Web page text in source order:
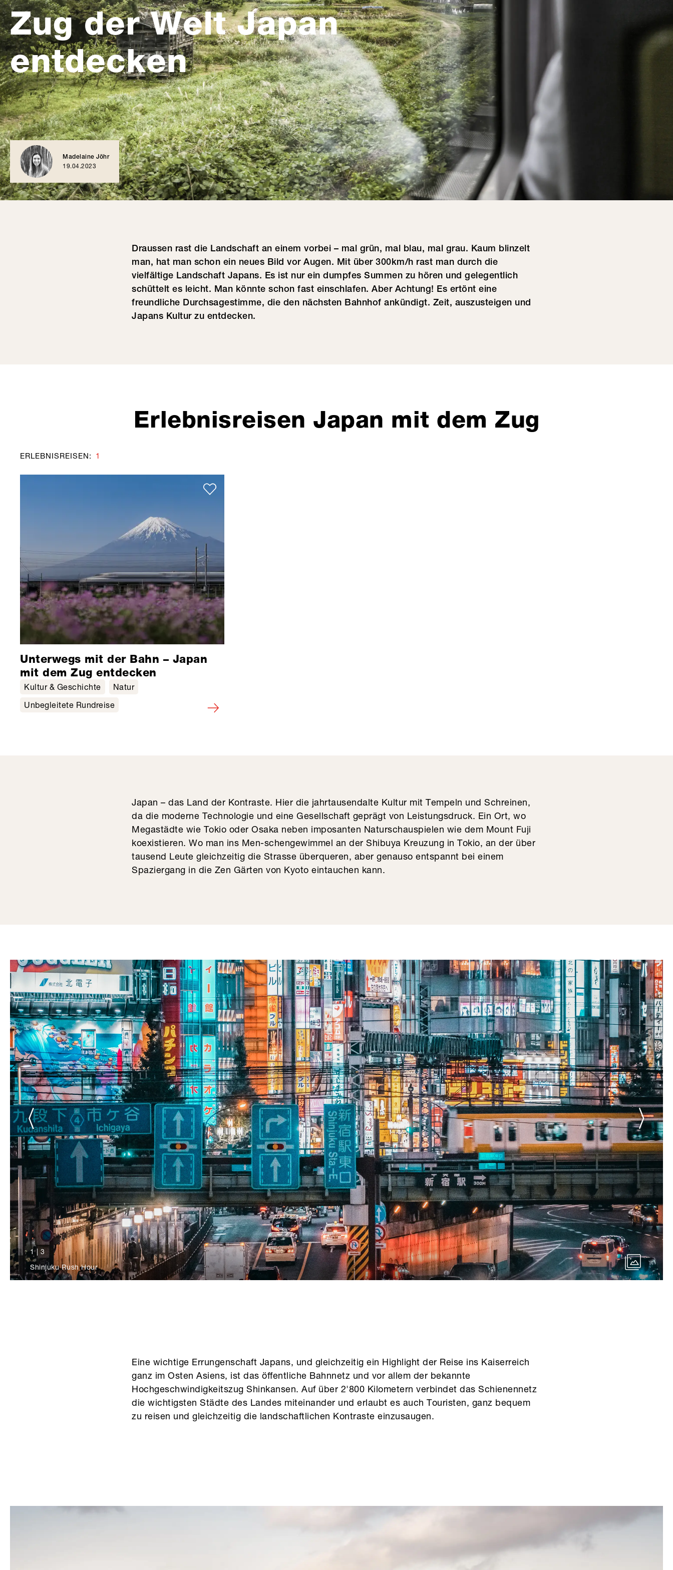
Zug der Welt Japan
entdecken
Madelaine Jöhr
19.04.2023
Draussen rast die Landschaft an einem vorbei – mal grün, mal blau, mal grau. Kaum blinzelt
man, hat man schon ein neues Bild vor Augen. Mit über 300km/h rast man durch die
vielfältige Landschaft Japans. Es ist nur ein dumpfes Summen zu hören und gelegentlich
schüttelt es leicht. Man könnte schon fast einschlafen. Aber Achtung! Es ertönt eine
freundliche Durchsagestimme, die den nächsten Bahnhof ankündigt. Zeit, auszusteigen und
Japans Kultur zu entdecken.
Erlebnisreisen Japan mit dem Zug
ERLEBNISREISEN: 1
Unterwegs mit der Bahn – Japan
mit dem Zug entdecken
Kultur & Geschichte
Natur
Unbegleitete Rundreise
Japan – das Land der Kontraste. Hier die jahrtausendalte Kultur mit Tempeln und Schreinen,
da die moderne Technologie und eine Gesellschaft geprägt von Leistungsdruck. Ein Ort, wo
Megastädte wie Tokio oder Osaka neben imposanten Naturschauspielen wie dem Mount Fuji
koexistieren. Wo man ins Men-schengewimmel an der Shibuya Kreuzung in Tokio, an der über
tausend Leute gleichzeitig die Strasse überqueren, aber genauso entspannt bei einem
Spaziergang in die Zen Gärten von Kyoto eintauchen kann.
1| 3
Shinjuku Rush Hour
Eine wichtige Errungenschaft Japans, und gleichzeitig ein Highlight der Reise ins Kaiserreich
ganz im Osten Asiens, ist das öffentliche Bahnnetz und vor allem der bekannte
Hochgeschwindigkeitszug Shinkansen. Auf über 2'800 Kilometern verbindet das Schienennetz
die wichtigsten Städte des Landes miteinander und erlaubt es auch Touristen, ganz bequem
zu reisen und gleichzeitig die landschaftlichen Kontraste einzusaugen.